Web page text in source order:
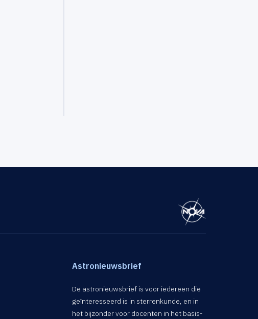
Astronieuwsbrief
De astronieuwsbrief is voor iedereen die
geïnteresseerd is in sterrenkunde, en in
het bijzonder voor docenten in het basis-